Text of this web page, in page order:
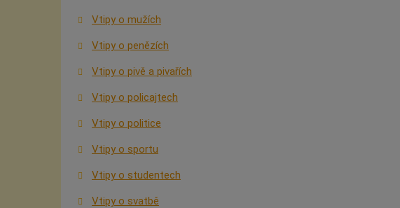
Vtipy o mužích
Vtipy o penězích
Vtipy o pivě a pivařích
Vtipy o policajtech
Vtipy o politice
Vtipy o sportu
Vtipy o studentech
Vtipy o svatbě